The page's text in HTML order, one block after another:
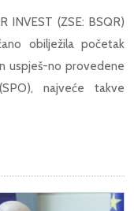
INVEST (ZSE: BSQR)
obilježila početak
uspješ-no provedene
najveće takve